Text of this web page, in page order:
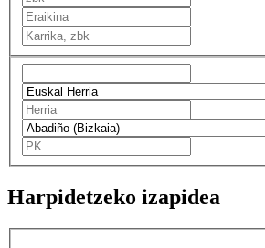
Harpidetzeko izapidea